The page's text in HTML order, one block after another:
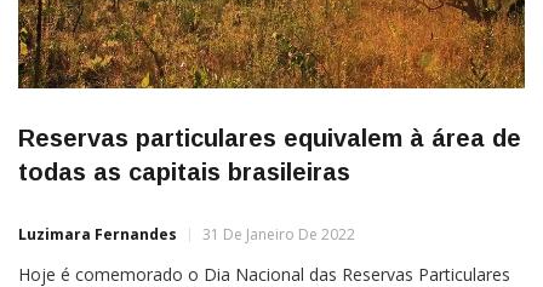
Reservas particulares equivalem à área de
todas as capitais brasileiras
Luzimara Fernandes 31 De Janeiro De 2022
Hoje é comemorado o Dia Nacional das Reservas Particulares